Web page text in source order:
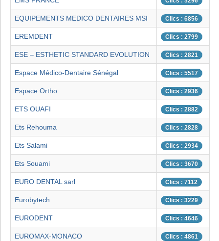
EQUIPEMENTS MEDICO DENTAIRES MSI Clics : 6856
EREMDENT Clics : 2799
ESE – ESTHETIC STANDARD EVOLUTION Clics : 2821
Espace Médico-Dentaire Sénégal Clics : 5517
Espace Ortho Clics : 2936
ETS OUAFI Clics : 2882
Ets Rehouma Clics : 2828
Ets Salami Clics : 2934
Ets Souami Clics : 3670
EURO DENTAL sarl Clics : 7112
Eurobytech Clics : 3229
EURODENT Clics : 4646
EUROMAX-MONACO Clics : 4861